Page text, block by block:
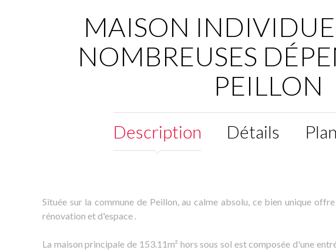
MAISON
NOMBREUSES
PEILLON
Description Détails Plan
Située sur la commune de Peillon, au calme absolu, ce bien unique
rénovation et d'espace .
La maison principale de 153.11m² hors sous sol est composée d'une